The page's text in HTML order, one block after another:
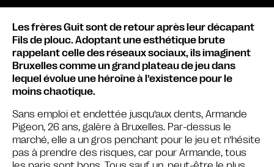
Les frères Guit sont de retour après leur décapant
Fils de plouc. Adoptant une esthétique brute
rappelant celle des réseaux sociaux, ils imaginent
Bruxelles comme un grand plateau de jeu dans
lequel évolue une héroïne à l’existence pour le
moins chaotique.
Sans emploi et endettée jusqu’aux dents, Armande
Pigeon, 26 ans, galère à Bruxelles. Par-dessus le
marché, elle a un gros penchant pour le jeu et n’hésite
pas à prendre des risques, car pour Armande, tous